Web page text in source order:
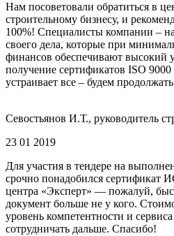
Нам посоветовали обратиться в
строительному бизнесу, и
100%! Специалисты компании –
своего дела, которые при
финансов обеспечивают высокий
получение сертификатов ISO
устраивает все – будем
Севостьянов И.Т., руководитель
23 01 2019
Для участия в тендере на
срочно понадобился сертификат
центра «Эксперт» — пожалуй,
документ больше не у кого.
уровень компетентности и
сотрудничать дальше. Спасибо!